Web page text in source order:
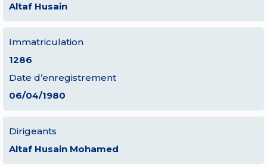
Altaf Husain
Immatriculation
1286
Date d’enregistrement
06/04/1980
Dirigeants
Altaf Husain Mohamed